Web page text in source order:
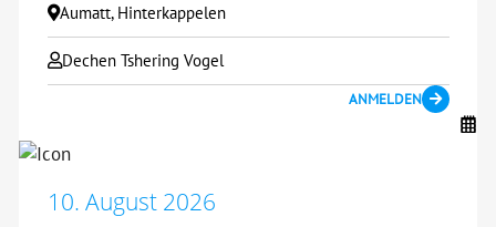
Aumatt, Hinterkappelen
Dechen Tshering Vogel
ANMELDEN
10. August 2026